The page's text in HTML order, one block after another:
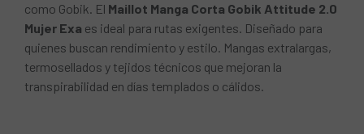
como Gobik. El Maillot Manga Corta Gobik Attitude 2.0
Mujer Exa es ideal para rutas exigentes. Diseñado para
quienes buscan rendimiento y estilo. Mangas extralargas,
termosellados y tejidos técnicos que mejoran la
transpirabilidad en días templados o cálidos.